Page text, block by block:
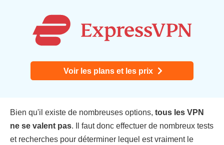
Voir les plans et les prix
Bien qu'il existe de nombreuses options, tous les VPN
ne se valent pas. Il faut donc effectuer de nombreux tests
et recherches pour déterminer lequel est vraiment le